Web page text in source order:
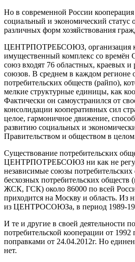
Но в современной России кооперация
социальный и экономический статус
различных форм хозяйствования
ЦЕНТРПОТРЕБСОЮЗ, организация
имущественный комплекс со времён
союз входят 76 областных, краевых и
союзов. В среднем в каждом регионе
потребительских обществ (райпо),
мелкие структурные единицы, как
Фактически он самоустранился от
консолидации кооперативных сил
целое, гармоничное движение,
развитию социальных и
Правительством и обществом в
Существование потребительских
ЦЕНТРПОТРЕБСОЮЗ ни как не
независимые союзы
бесхозных потребительских обществ
ЖСК, ГСК) около 86000 по всей
приходится на Москву и область. Из
из ЦЕНТРОСОЮЗа, в период 1989-
И те и другие в своей деятельности
потребительской кооперации от 1992
поправками от 24.04.2012г. Но
нет.